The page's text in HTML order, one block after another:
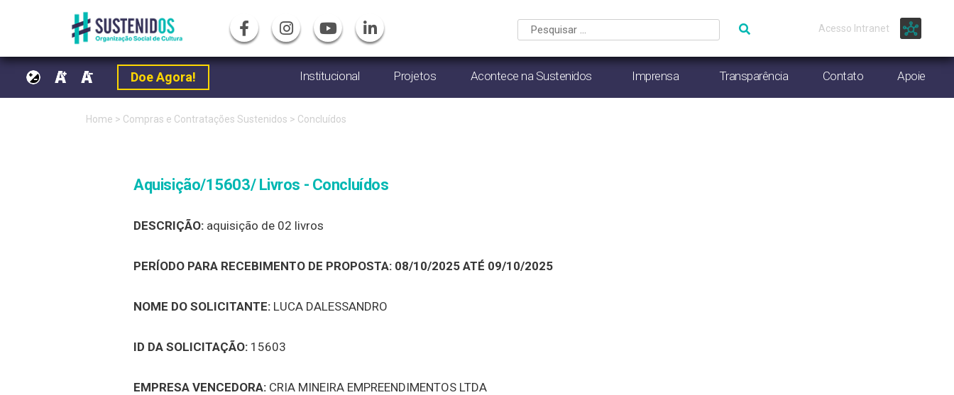
Institucional Projetos Acontece na Sustenidos Imprensa Transparência Contato Apoie
Doe Agora!
Acesso Intranet
Home > Compras e Contratações Sustenidos > Concluídos
Aquisição/15603/ Livros - Concluídos
DESCRIÇÃO: aquisição de 02 livros
PERÍODO PARA RECEBIMENTO DE PROPOSTA: 08/10/2025 ATÉ 09/10/2025
NOME DO SOLICITANTE: LUCA DALESSANDRO
ID DA SOLICITAÇÃO: 15603
EMPRESA VENCEDORA: CRIA MINEIRA EMPREENDIMENTOS LTDA